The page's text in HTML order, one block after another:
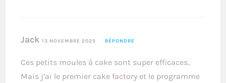
Jack13 NOVEMBRE 2025 RÉPONDRE
Ces petits moules à cake sont super efficaces..
Mais j’ai le premier cake factory et le programme